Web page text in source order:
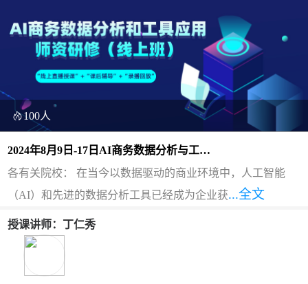
100人
2024年8月9日-17日AI商务数据分析与工具
应用师资研修（线上班）
各有关院校： 在当今以数据驱动的商业环境中，人工智能
（AI）和先进的数据分析工具已经成为企业获...全文
授课讲师：丁仁秀